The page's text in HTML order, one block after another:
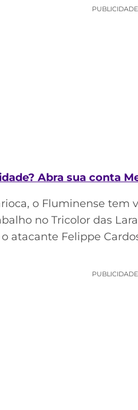
PUBLICIDADE
Abra sua conta
o Fluminense tem
no Tricolor das
atacante Felippe
PUBLICIDADE